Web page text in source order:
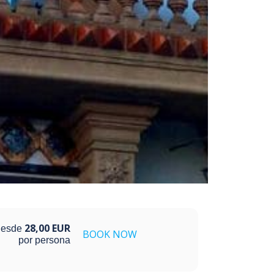
28,00 EUR
por persona BOOK NOW